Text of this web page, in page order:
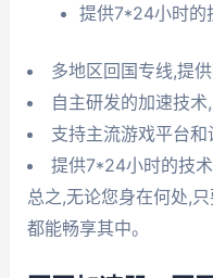
提供7*24小时的
多地区回国专线,提
自主研发的加速技
支持主流游戏平台
提供7*24小时的技
总之,无论您身在何处,
都能畅享其中。